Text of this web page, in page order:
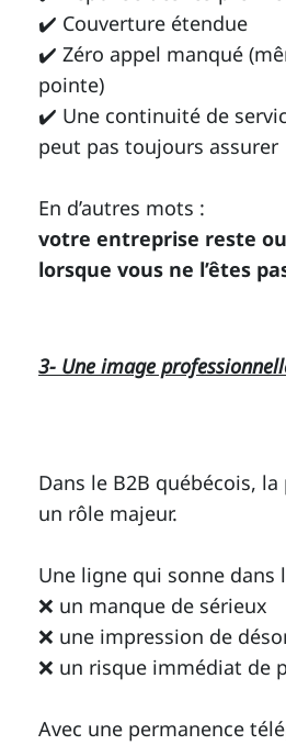
✔️ Couverture étendue
✔️ Zéro appel manqué
pointe)
✔️ Une continuité de
peut pas toujours assurer
En d’autres mots :
votre entreprise reste
lorsque vous ne l’êtes
3- Une image
Dans le B2B québécois,
un rôle majeur.
Une ligne qui sonne dans
❌ un manque de sérieux
❌ une impression de
❌ un risque immédiat de
Avec une permanence